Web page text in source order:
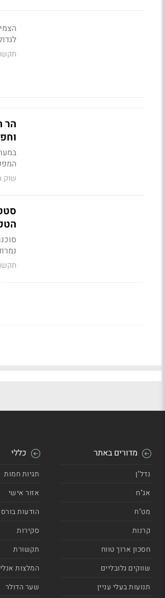
לגדול,
הר
שוק
מדורים באתר
נדל"ן
אג"ח
מט"ח
קרנות
חסכון ארוך טווח
שווקים גלובליים
תנועות בעלי עניין
כללי
תגיות חמות
אזור אישי
הודעות
סקירות
תקשורת
המלצות
שער הדולר